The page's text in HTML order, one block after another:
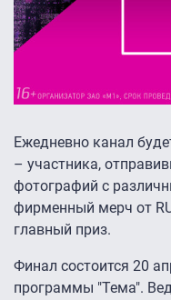
Ежедневно канал
– участника,
фотографий с
фирменный мерч от
главный приз.
Финал состоится 20
программы "Тема".